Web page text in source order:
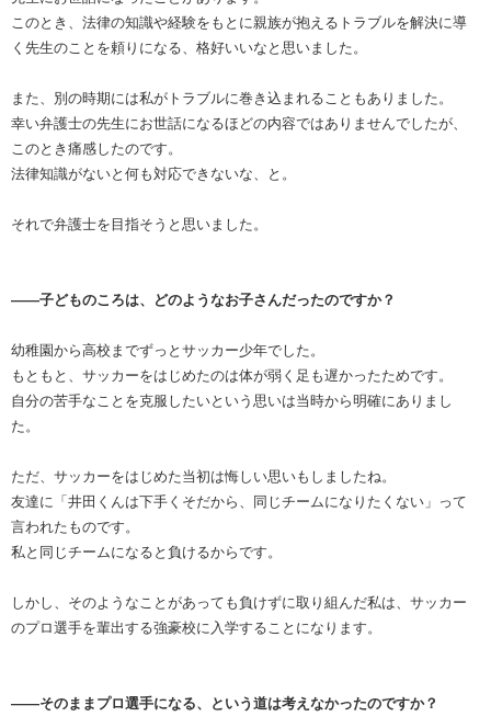
このとき、法律の知識や経験をもとに親族が抱えるトラブルを解決に導
く先生のことを頼りになる、格好いいなと思いました。
また、別の時期には私がトラブルに巻き込まれることもありました。
幸い弁護士の先生にお世話になるほどの内容ではありませんでしたが、
このとき痛感したのです。
法律知識がないと何も対応できないな、と。
それで弁護士を目指そうと思いました。
――子どものころは、どのようなお子さんだったのですか？
幼稚園から高校までずっとサッカー少年でした。
もともと、サッカーをはじめたのは体が弱く足も遅かったためです。
自分の苦手なことを克服したいという思いは当時から明確にありまし
た。
ただ、サッカーをはじめた当初は悔しい思いもしましたね。
友達に「井田くんは下手くそだから、同じチームになりたくない」って
言われたものです。
私と同じチームになると負けるからです。
しかし、そのようなことがあっても負けずに取り組んだ私は、サッカー
のプロ選手を輩出する強豪校に入学することになります。
――そのままプロ選手になる、という道は考えなかったのですか？